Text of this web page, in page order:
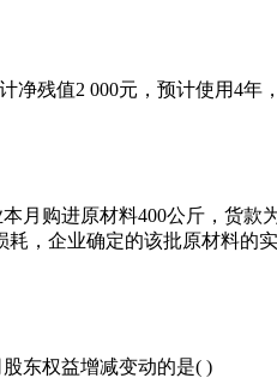
净残值2 000元，预计使用4
月购进原材料400公斤，货款
耗，企业确定的该批原材料的
东权益增减变动的是( )